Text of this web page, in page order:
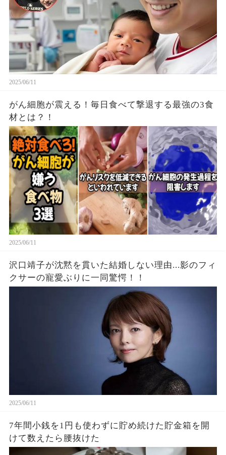
2025/06/11
がん細胞が震える！毎日食べて撃退する最強の3食
材とは？！
2025/06/11
沢口靖子が沈黙を貫いた結婚しない理由...影のフィ
クサーの寵愛ぶりに一同驚愕！！
2025/06/11
7年間小銭を1円も使わずに貯め続けた貯金箱を開
けて数えたら腰抜けた